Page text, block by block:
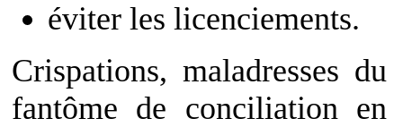
éviter les licenciements.
Crispations, maladresses
fantôme de conciliation